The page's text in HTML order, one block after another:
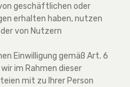
geschäftlichen oder
erhalten haben, nutzen
von Nutzern
Einwilligung gemäß Art. 6
im Rahmen dieser
mit zu Ihrer Person